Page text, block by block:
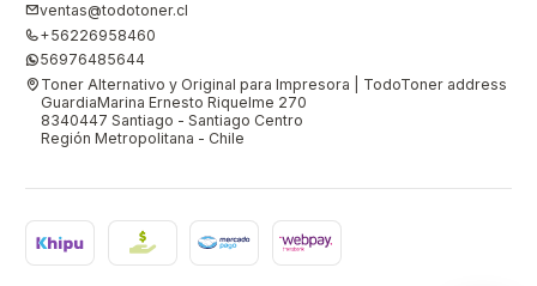
ventas@todotoner.cl
+56226958460
56976485644
Toner Alternativo y Original para Impresora | TodoToner address
GuardiaMarina Ernesto Riquelme 270
8340447 Santiago - Santiago Centro
Región Metropolitana - Chile